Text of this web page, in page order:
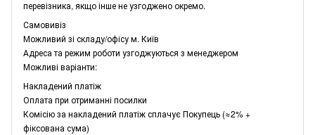
перевізника, якщо інше не узгоджено окремо.
Самовивіз
Можливий зі складу/офісу м. Київ
Адреса та режим роботи узгоджуються з менеджером
Можливі варіанти:
Накладений платіж
Оплата при отриманні посилки
Комісію за накладений платіж сплачує Покупець (≈2% +
фіксована сума)